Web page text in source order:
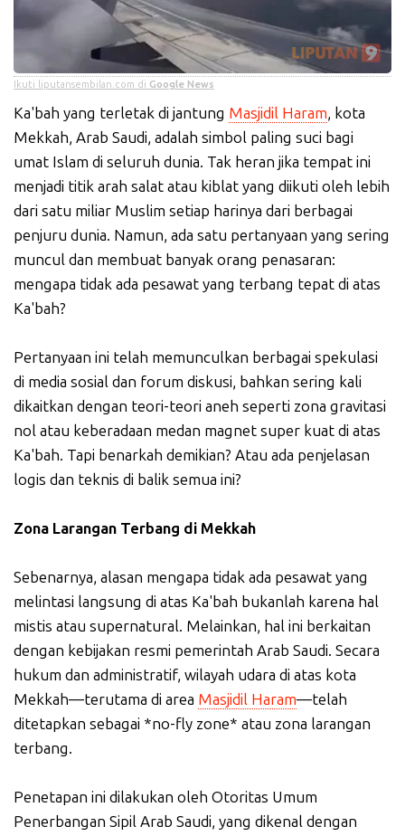
Ikuti liputansembilan.com di Google News
Ka'bah yang terletak di jantung Masjidil Haram, kota
Mekkah, Arab Saudi, adalah simbol paling suci bagi
umat Islam di seluruh dunia. Tak heran jika tempat ini
menjadi titik arah salat atau kiblat yang diikuti oleh lebih
dari satu miliar Muslim setiap harinya dari berbagai
penjuru dunia. Namun, ada satu pertanyaan yang sering
muncul dan membuat banyak orang penasaran:
mengapa tidak ada pesawat yang terbang tepat di atas
Ka'bah?
Pertanyaan ini telah memunculkan berbagai spekulasi
di media sosial dan forum diskusi, bahkan sering kali
dikaitkan dengan teori-teori aneh seperti zona gravitasi
nol atau keberadaan medan magnet super kuat di atas
Ka'bah. Tapi benarkah demikian? Atau ada penjelasan
logis dan teknis di balik semua ini?
Zona Larangan Terbang di Mekkah
Sebenarnya, alasan mengapa tidak ada pesawat yang
melintasi langsung di atas Ka'bah bukanlah karena hal
mistis atau supernatural. Melainkan, hal ini berkaitan
dengan kebijakan resmi pemerintah Arab Saudi. Secara
hukum dan administratif, wilayah udara di atas kota
Mekkah—terutama di area Masjidil Haram—telah
ditetapkan sebagai *no-fly zone* atau zona larangan
terbang.
Penetapan ini dilakukan oleh Otoritas Umum
Penerbangan Sipil Arab Saudi, yang dikenal dengan